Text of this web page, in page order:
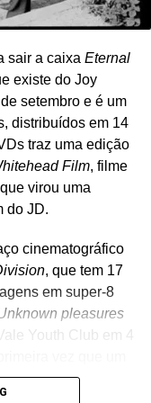
irônico do disco,
Um post compartilhado por LANA DEL REY (@honeymoon)
obras de que
sair a caixa Eternal
existe do Joy
setembro e é um
distribuídos em 14
traz uma edição
Film, filme
virou uma
do JD.
cinematográfico
, que tem 17
em super-8
pleasures
Youth Club em 4
uma entrevista